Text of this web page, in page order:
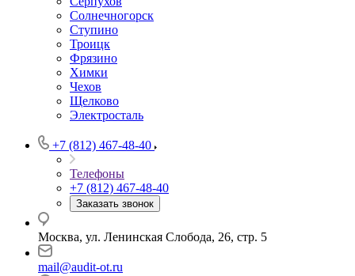
Солнечногорск
Ступино
Троицк
Фрязино
Химки
Чехов
Щелково
Электросталь
+7 (812) 467-48-40
Телефоны
+7 (812) 467-48-40
Заказать звонок
Москва, ул. Ленинская Слобода, 26, стр. 5
mail@audit-ot.ru